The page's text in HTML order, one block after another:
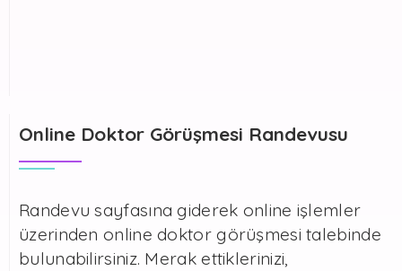
Online Doktor Görüşmesi Randevusu
Randevu sayfasına giderek online işlemler
üzerinden online doktor görüşmesi talebinde
bulunabilirsiniz. Merak ettiklerinizi,